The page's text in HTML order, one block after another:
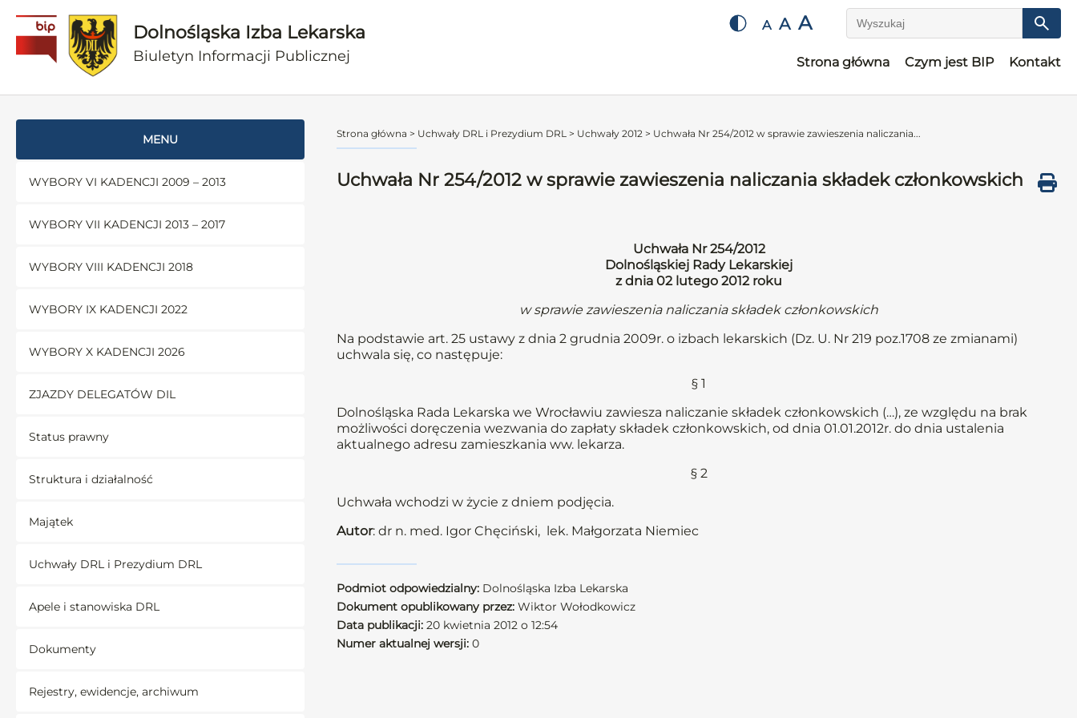
Dolnośląska Izba Lekarska
Biuletyn Informacji Publicznej
A A A Wyszukaj
Strona główna Czym jest BIP Kontakt
MENU
WYBORY VI KADENCJI 2009 – 2013
WYBORY VII KADENCJI 2013 – 2017
WYBORY VIII KADENCJI 2018
WYBORY IX KADENCJI 2022
WYBORY X KADENCJI 2026
ZJAZDY DELEGATÓW DIL
Status prawny
Struktura i działalność
Majątek
Uchwały DRL i Prezydium DRL
Apele i stanowiska DRL
Dokumenty
Rejestry, ewidencje, archiwum
Strona główna > Uchwały DRL i Prezydium DRL > Uchwały 2012 > Uchwała Nr 254/2012 w sprawie zawieszenia naliczania...
Uchwała Nr 254/2012 w sprawie zawieszenia naliczania składek członkowskich
Uchwała Nr 254/2012
Dolnośląskiej Rady Lekarskiej
z dnia 02 lutego 2012 roku
w sprawie zawieszenia naliczania składek członkowskich
Na podstawie art. 25 ustawy z dnia 2 grudnia 2009r. o izbach lekarskich (Dz. U. Nr 219 poz.1708 ze zmianami)
uchwala się, co następuje:
§ 1
Dolnośląska Rada Lekarska we Wrocławiu zawiesza naliczanie składek członkowskich (…), ze względu na brak
możliwości doręczenia wezwania do zapłaty składek członkowskich, od dnia 01.01.2012r. do dnia ustalenia
aktualnego adresu zamieszkania ww. lekarza.
§ 2
Uchwała wchodzi w życie z dniem podjęcia.
Autor: dr n. med. Igor Chęciński, lek. Małgorzata Niemiec
Podmiot odpowiedzialny: Dolnośląska Izba Lekarska
Dokument opublikowany przez: Wiktor Wołodkowicz
Data publikacji: 20 kwietnia 2012 o 12:54
Numer aktualnej wersji: 0